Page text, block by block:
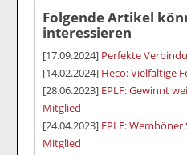
Folgende Artikel
interessieren
[17.09.2024] Perfekte
[14.02.2024] Heco: Vielfältige
[28.06.2023] EPLF: Gewinnt
Mitglied
[24.04.2023] EPLF:
Mitglied